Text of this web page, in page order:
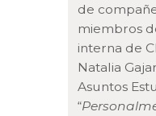
de
miembros
interna de
Natalia
Asuntos
“